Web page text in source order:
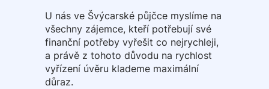
U nás ve Švýcarské půjčce myslíme na
všechny zájemce, kteří potřebují své
finanční potřeby vyřešit co nejrychleji,
a právě z tohoto důvodu na rychlost
vyřízení úvěru klademe maximální
důraz.